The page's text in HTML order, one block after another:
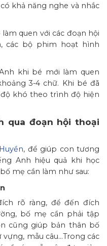
khả năng nghe và nhắc
quen với các đoạn hội
các bộ phim hoạt hình
khi bé mới làm quen
3-4 chữ. Khi bé đã
khó theo trình độ hiện
qua đoạn hội thoại
, để giúp con tương
Anh hiệu quả khi học
bố mẹ cần làm như sau:
rõ ràng, để đến đích
bố mẹ cần phải tập
cũng giúp bản thân bố
mẫu câu…Trong các